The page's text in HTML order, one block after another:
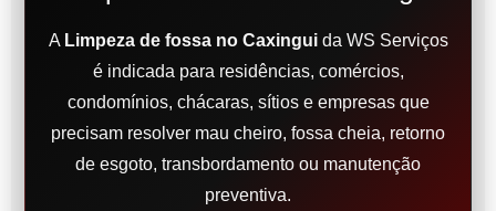
A Limpeza de fossa no Caxinguida WS Serviços
é indicada para residências, comércios,
condomínios, chácaras, sítios e empresas que
precisam resolver mau cheiro, fossa cheia, retorno
de esgoto, transbordamento ou manutenção
preventiva.